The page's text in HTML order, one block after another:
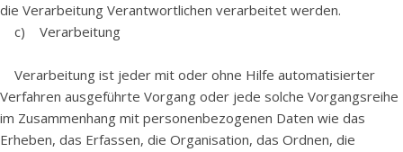
die Verarbeitung Verantwortlichen verarbeitet werden.
c) Verarbeitung
Verarbeitung ist jeder mit oder ohne Hilfe automatisierter
Verfahren ausgeführte Vorgang oder jede solche Vorgangsreihe
im Zusammenhang mit personenbezogenen Daten wie das
Erheben, das Erfassen, die Organisation, das Ordnen, die